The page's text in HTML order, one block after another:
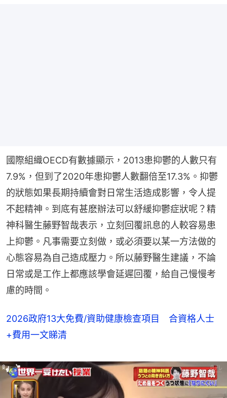
國際組織OECD有數據顯示，2013患抑鬱的人數只有
7.9%，但到了2020年患抑鬱人數翻倍至17.3%。抑鬱
的狀態如果長期持續會對日常生活造成影響，令人提
不起精神。到底有甚麽辦法可以舒緩抑鬱症狀呢？精
神科醫生藤野智哉表示，立刻回覆訊息的人較容易患
上抑鬱。凡事需要立刻做，或必須要以某一方法做的
心態容易為自己造成壓力。所以藤野醫生建議，不論
日常或是工作上都應該學會延遲回覆，給自己慢慢考
慮的時間。
2026政府13大免費/資助健康檢查項目 合資格人士
+費用一文睇清